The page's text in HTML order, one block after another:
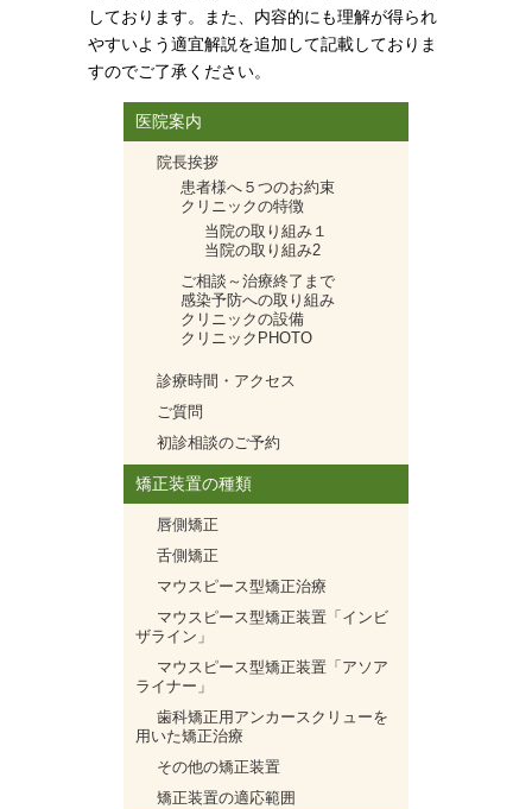
しております。また、内容的にも理解が得られ
やすいよう適宜解説を追加して記載しておりま
すのでご了承ください。
医院案内
院長挨拶
患者様へ５つのお約束
クリニックの特徴
当院の取り組み１
当院の取り組み2
ご相談～治療終了まで
感染予防への取り組み
クリニックの設備
クリニックPHOTO
診療時間・アクセス
ご質問
初診相談のご予約
矯正装置の種類
唇側矯正
舌側矯正
マウスピース型矯正治療
マウスピース型矯正装置「インビ
ザライン」
マウスピース型矯正装置「アソア
ライナー」
歯科矯正用アンカースクリューを
用いた矯正治療
その他の矯正装置
矯正装置の適応範囲